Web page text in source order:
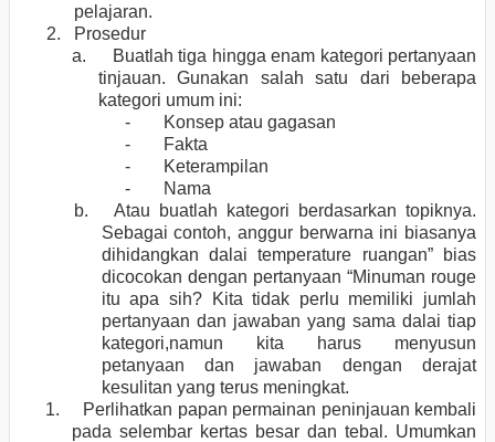
pelajaran.
2. Prosedur
a.
Buatlah tiga hingga enam kategori pertanyaan
tinjauan. Gunakan salah satu dari beberapa
kategori umum ini:
-
Konsep atau gagasan
-
Fakta
-
Keterampilan
-
Nama
b. Atau buatlah kategori berdasarkan topiknya.
Sebagai contoh, anggur berwarna ini biasanya
dihidangkan dalai temperature ruangan” bias
dicocokan dengan pertanyaan “Minuman rouge
itu apa sih? Kita tidak perlu memiliki jumlah
pertanyaan dan jawaban yang sama dalai tiap
kategori,namun kita harus menyusun
petanyaan dan jawaban dengan derajat
kesulitan yang terus meningkat.
1.
Perlihatkan papan permainan peninjauan kembali
pada selembar kertas besar dan tebal. Umumkan